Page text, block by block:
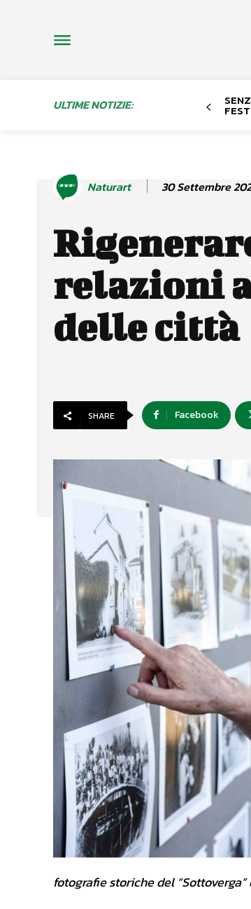
ULTIME NOTIZIE:
Naturart 30 Settembre
relazioni
delle città
SHARE Facebook
fotografie storiche del